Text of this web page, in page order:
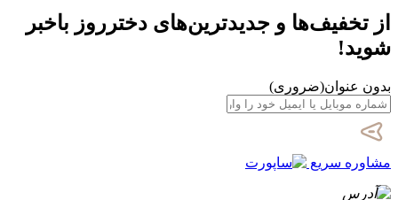
از تخفیف‌ها و جدیدترین‌های دخترروز باخبر
شوید!
بدون عنوان(ضروری)
مشاوره سریع